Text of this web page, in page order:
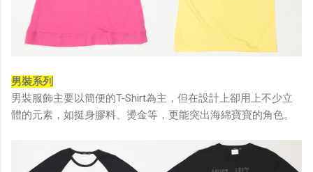
男裝系列
男裝服飾主要以簡便的T-Shirt為主，但在設計上卻用上不少立
體的元素，如挺身膠料、燙金等，更能突出海綿寶寶的角色。